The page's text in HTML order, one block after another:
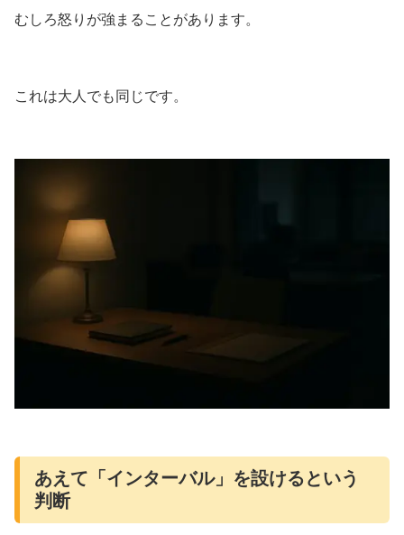
むしろ怒りが強まることがあります。
これは大人でも同じです。
あえて「インターバル」を設けるという
判断